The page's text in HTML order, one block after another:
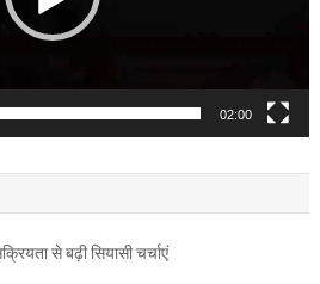
02:00
से बढ़ी सियासी चर्चाएं